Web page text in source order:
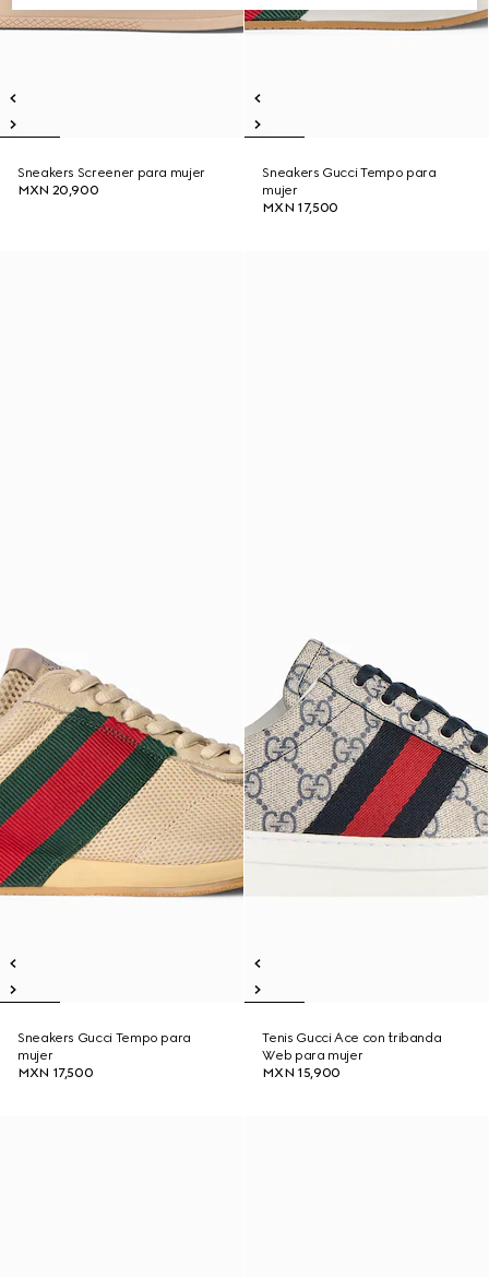
Sneakers Screener para mujer
MXN 20,900
Sneakers Gucci Tempo para
mujer
MXN 17,500
Sneakers Gucci Tempo para
mujer
MXN 17,500
Tenis Gucci Ace con tribanda
Web para mujer
MXN 15,900